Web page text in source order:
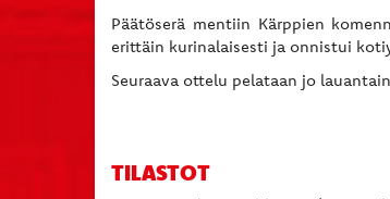
Päätöserä mentiin Kärppien
erittäin kurinalaisesti ja onnistui
Seuraava ottelu pelataan jo
TILASTOT